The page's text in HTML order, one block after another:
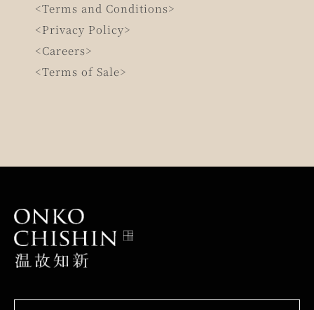
<Terms and Conditions>
<Privacy Policy>
<Careers>
<Terms of Sale>